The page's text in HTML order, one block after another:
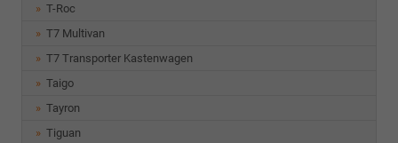
T-Roc
T7 Multivan
T7 Transporter Kastenwagen
Taigo
Tayron
Tiguan